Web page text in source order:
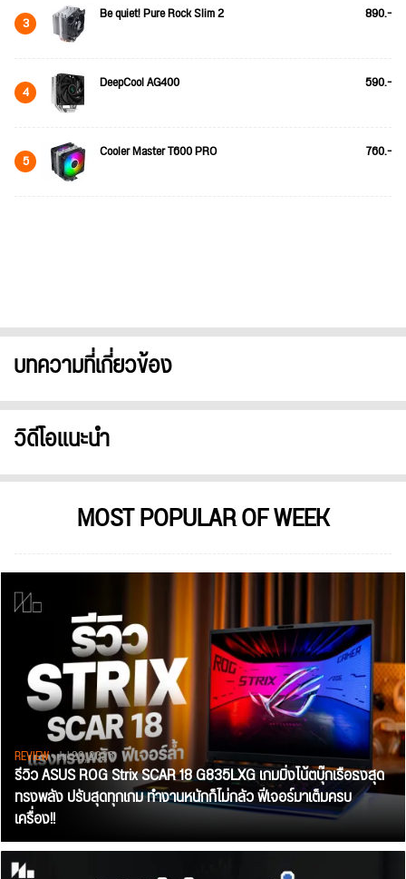
3 Be quiet! Pure Rock Slim 2 890.-
4 DeepCool AG400 590.-
5 Cooler Master T600 PRO 760.-
บทความที่เกี่ยวข้อง
วิดีโอแนะนำ
MOST POPULAR OF WEEK
REVIEW• Jul 28, 2026
รีวิว ASUS ROG Strix SCAR 18 G835LXG เกมมิ่งโน้ตบุ๊กเรือธงสุด
ทรงพลัง ปรับสุดทุกเกม ทำงานหนักก็ไม่กลัว ฟีเจอร์มาเต็มครบ
เครื่อง!!